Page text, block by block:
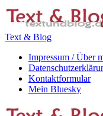
Zum
Inhalt
Text & Blog
Impressum / Über
Kontaktformular
Mein Bluesky